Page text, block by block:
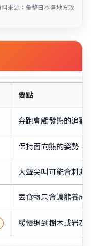
來源：彙整日本各地方政
要點
奔跑會觸發熊的追獵
保持面向熊的姿勢，
大聲尖叫可能會刺激
丟食物只會讓熊養成
緩慢退到樹木或岩石